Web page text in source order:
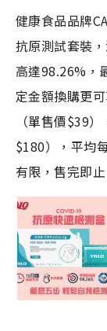
健康食品品牌
抗原測試套裝
高達98.26%，
定金額換購更
（單售價$39
$180），平均
有限，售完即止